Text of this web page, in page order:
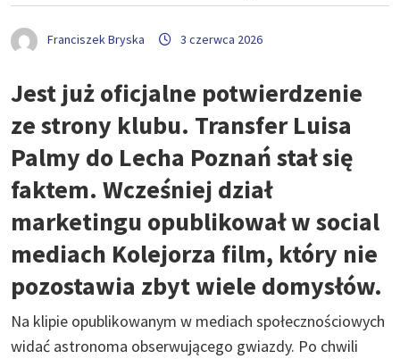
Franciszek Bryska 3 czerwca 2026
Jest już oficjalne potwierdzenie
ze strony klubu. Transfer Luisa
Palmy do Lecha Poznań stał się
faktem. Wcześniej dział
marketingu opublikował w social
mediach Kolejorza film, który nie
pozostawia zbyt wiele domysłów.
Na klipie opublikowanym w mediach społecznościowych
widać astronoma obserwującego gwiazdy. Po chwili